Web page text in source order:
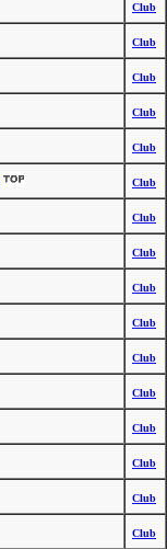
Club
Club
Club
Club
Club
Club
Club
Club
Club
Club
Club
Club
Club
Club
Club
Club